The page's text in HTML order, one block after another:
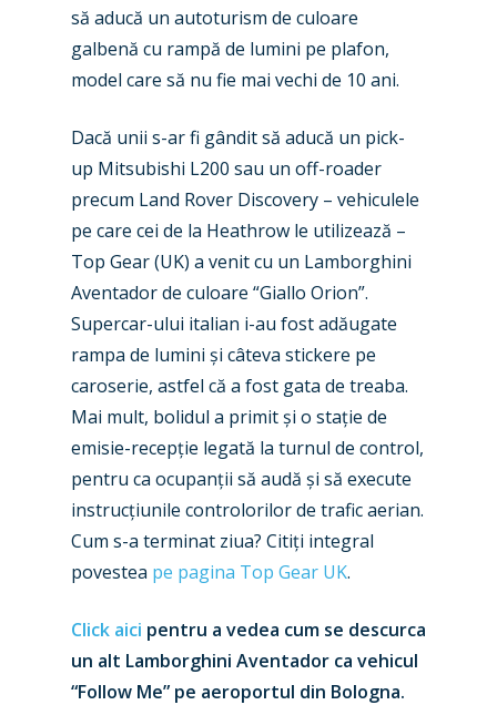
să aducă un autoturism de culoare
galbenă cu rampă de lumini pe plafon,
model care să nu fie mai vechi de 10 ani.
Dacă unii s-ar fi gândit să aducă un pick-
up Mitsubishi L200 sau un off-roader
precum Land Rover Discovery – vehiculele
pe care cei de la Heathrow le utilizează –
Top Gear (UK) a venit cu un Lamborghini
Aventador de culoare “Giallo Orion”.
Supercar-ului italian i-au fost adăugate
rampa de lumini și câteva stickere pe
caroserie, astfel că a fost gata de treaba.
Mai mult, bolidul a primit și o stație de
emisie-recepție legată la turnul de control,
pentru ca ocupanții să audă și să execute
instrucțiunile controlorilor de trafic aerian.
Cum s-a terminat ziua? Citiți integral
povestea pe pagina Top Gear UK.
Click aici pentru a vedea cum se descurca
un alt Lamborghini Aventador ca vehicul
“Follow Me” pe aeroportul din Bologna.
New Routes
Industry
Accidents / Incidents
Airshows
Dubai 2025
Business Jets
Military